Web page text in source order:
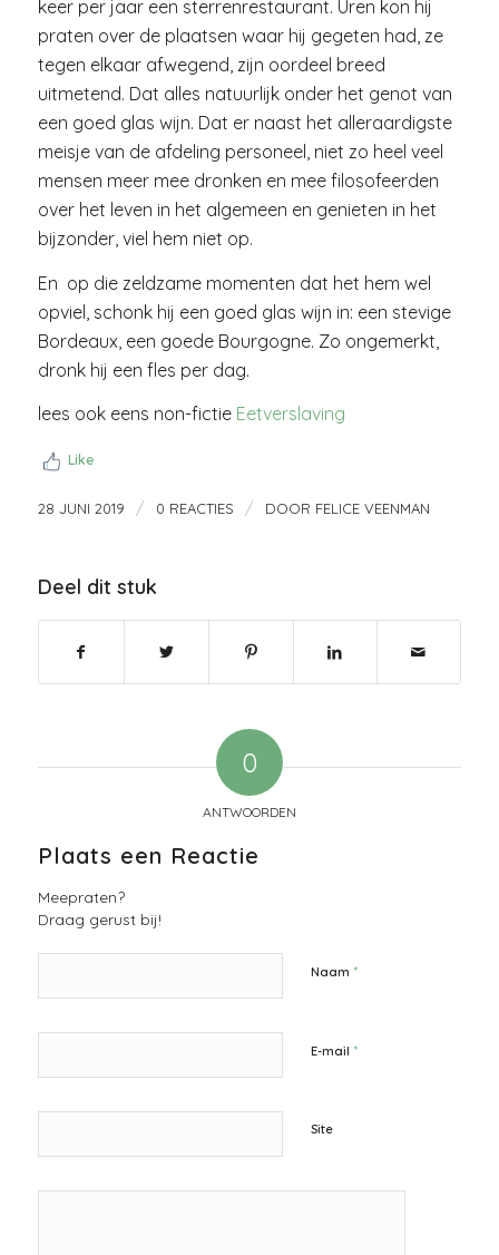
keer per jaar een sterrenrestaurant. Uren kon hij
praten over de plaatsen waar hij gegeten had, ze
tegen elkaar afwegend, zijn oordeel breed
uitmetend. Dat alles natuurlijk onder het genot van
een goed glas wijn. Dat er naast het alleraardigste
meisje van de afdeling personeel, niet zo heel veel
mensen meer mee dronken en mee filosofeerden
over het leven in het algemeen en genieten in het
bijzonder, viel hem niet op.
En op die zeldzame momenten dat het hem wel
opviel, schonk hij een goed glas wijn in: een stevige
Bordeaux, een goede Bourgogne. Zo ongemerkt,
dronk hij een fles per dag.
lees ook eens non-fictieEetverslaving
Like
28 JUNI 2019 / 0 REACTIES / DOOR FELICE VEENMAN
Deel dit stuk
0
ANTWOORDEN
Plaats een Reactie
Meepraten?
Draag gerust bij!
Naam *
E-mail *
Site